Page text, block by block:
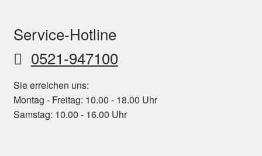
Service-Hotline
0521-947100
Sie erreichen uns:
Montag - Freitag: 10.00 - 18.00 Uhr
Samstag: 10.00 - 16.00 Uhr